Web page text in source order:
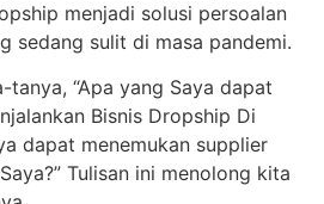
menjadi solusi persoalan
sedang sulit di masa pandemi.
“Apa yang Saya dapat
Bisnis Dropship Di
dapat menemukan supplier
Tulisan ini menolong kita